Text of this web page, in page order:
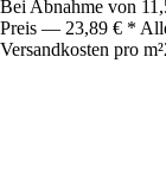
Bei Abnahme von
Preis — 23,89 € *
Versandkosten pro m²